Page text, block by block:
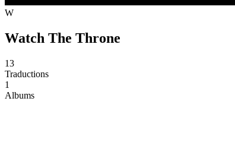
W
Watch The Throne
13
Traductions
1
Albums